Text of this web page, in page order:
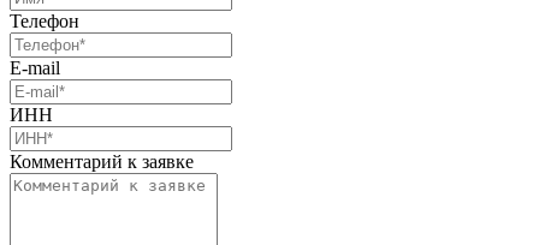
Телефон
E-mail
ИНН
Комментарий к заявке